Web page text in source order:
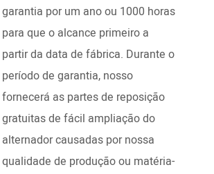
garantia por um ano ou 1000 horas
para que o alcance primeiro a
partir da data de fábrica. Durante o
período de garantia, nosso
fornecerá as partes de reposição
gratuitas de fácil ampliação do
alternador causadas por nossa
qualidade de produção ou matéria-